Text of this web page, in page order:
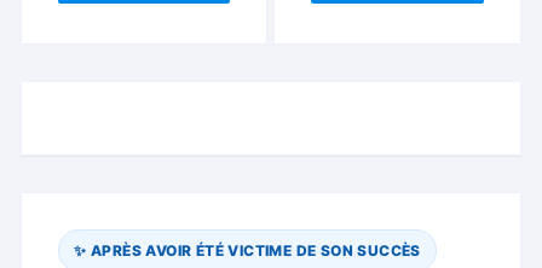
✨ APRÈS AVOIR ÉTÉ VICTIME DE SON SUCCÈS